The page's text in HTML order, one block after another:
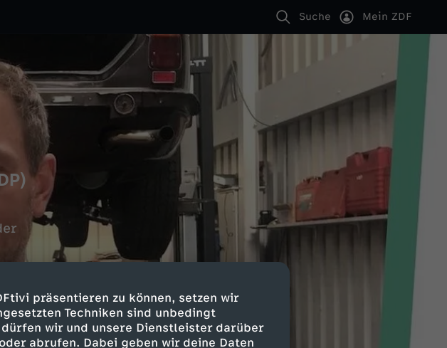
präsentieren zu können, setzen wir
Techniken sind unbedingt
wir und unsere Dienstleister darüber
abrufen. Dabei geben wir deine Daten
Suche Mein ZDF